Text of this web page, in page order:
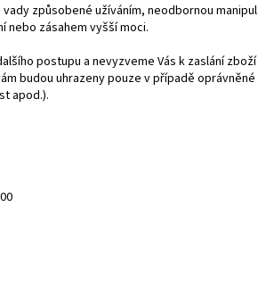
způsobené užíváním, neodbornou
nebo zásahem vyšší moci.
postupu a nevyzveme Vás k zaslání zboží
budou uhrazeny pouze v případě
apod.).